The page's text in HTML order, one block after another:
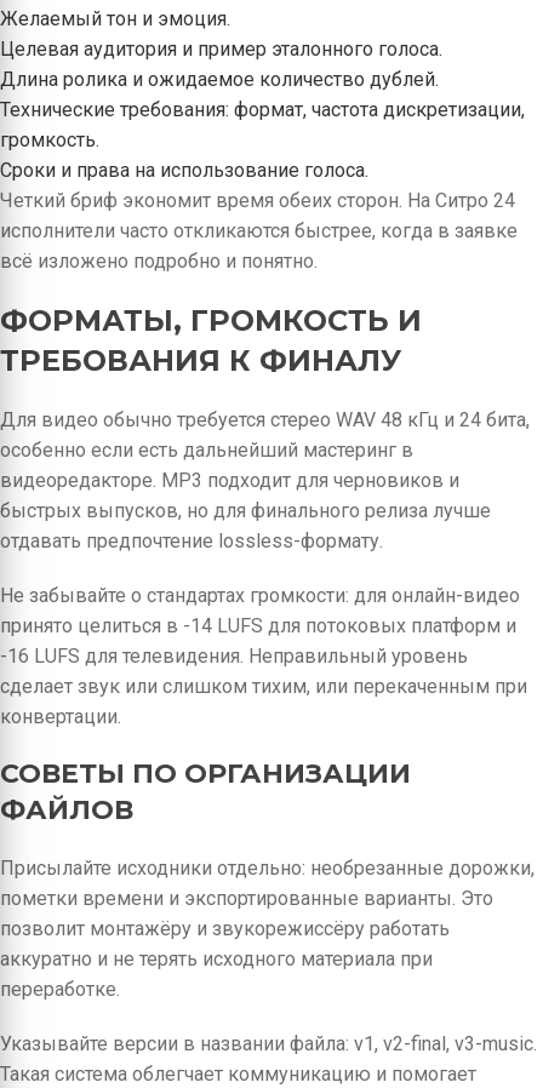
Желаемый тон и эмоция.
Целевая аудитория и пример эталонного голоса.
Длина ролика и ожидаемое количество дублей.
Технические требования: формат, частота дискретизации,
громкость.
Сроки и права на использование голоса.
Четкий бриф экономит время обеих сторон. На Ситро 24
исполнители часто откликаются быстрее, когда в заявке
всё изложено подробно и понятно.
ФОРМАТЫ, ГРОМКОСТЬ И
ТРЕБОВАНИЯ К ФИНАЛУ
Для видео обычно требуется стерео WAV 48 кГц и 24 бита,
особенно если есть дальнейший мастеринг в
видеоредакторе. MP3 подходит для черновиков и
быстрых выпусков, но для финального релиза лучше
отдавать предпочтение lossless-формату.
Не забывайте о стандартах громкости: для онлайн-видео
принято целиться в -14 LUFS для потоковых платформ и
-16 LUFS для телевидения. Неправильный уровень
сделает звук или слишком тихим, или перекаченным при
конвертации.
СОВЕТЫ ПО ОРГАНИЗАЦИИ
ФАЙЛОВ
Присылайте исходники отдельно: необрезанные дорожки,
пометки времени и экспортированные варианты. Это
позволит монтажёру и звукорежиссёру работать
аккуратно и не терять исходного материала при
переработке.
Указывайте версии в названии файла: v1, v2-final, v3-music.
Такая система облегчает коммуникацию и помогает